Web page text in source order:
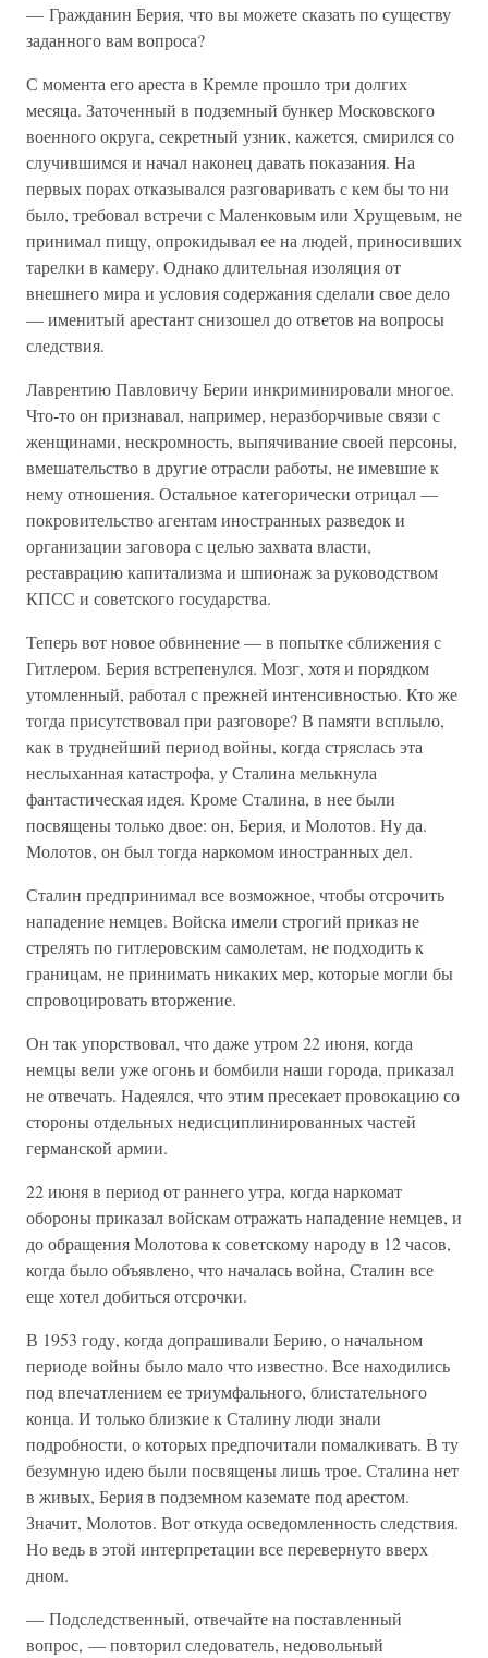
— Гражданин Берия, что вы можете сказать по существу
заданного вам вопроса?
С момента его ареста в Кремле прошло три долгих
месяца. Заточенный в подземный бункер Московского
военного округа, секретный узник, кажется, смирился со
случившимся и начал наконец давать показания. На
первых порах отказывался разговаривать с кем бы то ни
было, требовал встречи с Маленковым или Хрущевым, не
принимал пищу, опрокидывал ее на людей, приносивших
тарелки в камеру. Однако длительная изоляция от
внешнего мира и условия содержания сделали свое дело
— именитый арестант снизошел до ответов на вопросы
следствия.
Лаврентию Павловичу Берии инкриминировали многое.
Что-то он признавал, например, неразборчивые связи с
женщинами, нескромность, выпячивание своей персоны,
вмешательство в другие отрасли работы, не имевшие к
нему отношения. Остальное категорически отрицал —
покровительство агентам иностранных разведок и
организации заговора с целью захвата власти,
реставрацию капитализма и шпионаж за руководством
КПСС и советского государства.
Теперь вот новое обвинение — в попытке сближения с
Гитлером. Берия встрепенулся. Мозг, хотя и порядком
утомленный, работал с прежней интенсивностью. Кто же
тогда присутствовал при разговоре? В памяти всплыло,
как в труднейший период войны, когда стряслась эта
неслыханная катастрофа, у Сталина мелькнула
фантастическая идея. Кроме Сталина, в нее были
посвящены только двое: он, Берия, и Молотов. Ну да.
Молотов, он был тогда наркомом иностранных дел.
Сталин предпринимал все возможное, чтобы отсрочить
нападение немцев. Войска имели строгий приказ не
стрелять по гитлеровским самолетам, не подходить к
границам, не принимать никаких мер, которые могли бы
спровоцировать вторжение.
Он так упорствовал, что даже утром 22 июня, когда
немцы вели уже огонь и бомбили наши города, приказал
не отвечать. Надеялся, что этим пресекает провокацию со
стороны отдельных недисциплинированных частей
германской армии.
22 июня в период от раннего утра, когда наркомат
обороны приказал войскам отражать нападение немцев, и
до обращения Молотова к советскому народу в 12 часов,
когда было объявлено, что началась война, Сталин все
еще хотел добиться отсрочки.
В 1953 году, когда допрашивали Берию, о начальном
периоде войны было мало что известно. Все находились
под впечатлением ее триумфального, блистательного
конца. И только близкие к Сталину люди знали
подробности, о которых предпочитали помалкивать. В ту
безумную идею были посвящены лишь трое. Сталина нет
в живых, Берия в подземном каземате под арестом.
Значит, Молотов. Вот откуда осведомленность следствия.
Но ведь в этой интерпретации все перевернуто вверх
дном.
— Подследственный, отвечайте на поставленный
вопрос, — повторил следователь, недовольный